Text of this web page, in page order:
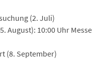
(2. Juli)
August): 10:00 Uhr Messe
(8. September)